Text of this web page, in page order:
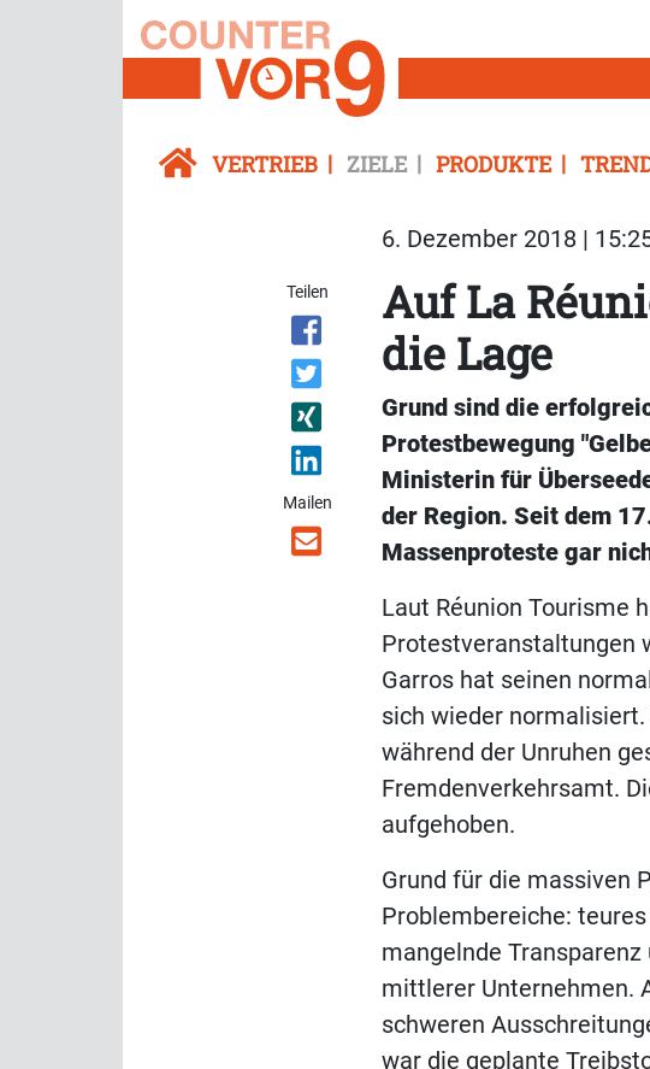
VERTRIEB ZIELE PRODUKTE
6. Dezember 2018 |
Teilen
Mailen
Auf La
die Lage
Grund sind die
Protestbewegung
Ministerin für
der Region. Seit dem
Massenproteste gar
Laut Réunion Tourisme
Protestveranstaltungen
Garros hat seinen
sich wieder
während der Unruhen
Fremdenverkehrsamt.
aufgehoben.
Grund für die massiven
Problembereiche:
mangelnde
mittlerer Unternehmen.
schweren
war die geplante